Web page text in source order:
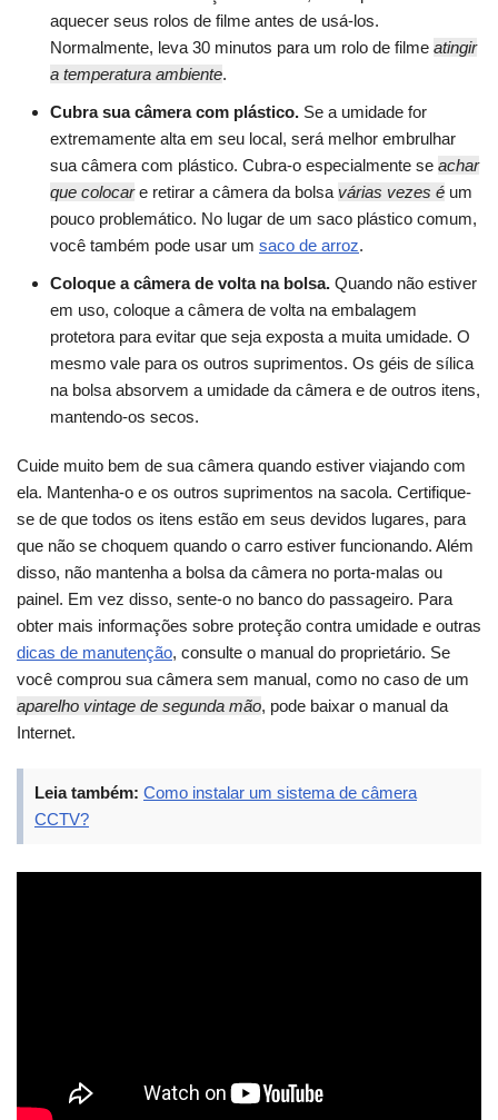
aquecer seus rolos de filme antes de usá-los.
Normalmente, leva 30 minutos para um rolo de filme atingir
a temperatura ambiente.
Cubra sua câmera com plástico. Se a umidade for
extremamente alta em seu local, será melhor embrulhar
sua câmera com plástico. Cubra-o especialmente se achar
que colocare retirar a câmera da bolsa várias vezes é um
pouco problemático. No lugar de um saco plástico comum,
você também pode usar um saco de arroz.
Coloque a câmera de volta na bolsa. Quando não estiver
em uso, coloque a câmera de volta na embalagem
protetora para evitar que seja exposta a muita umidade. O
mesmo vale para os outros suprimentos. Os géis de sílica
na bolsa absorvem a umidade da câmera e de outros itens,
mantendo-os secos.
Cuide muito bem de sua câmera quando estiver viajando com
ela. Mantenha-o e os outros suprimentos na sacola. Certifique-
se de que todos os itens estão em seus devidos lugares, para
que não se choquem quando o carro estiver funcionando. Além
disso, não mantenha a bolsa da câmera no porta-malas ou
painel. Em vez disso, sente-o no banco do passageiro. Para
obter mais informações sobre proteção contra umidade e outras
dicas de manutenção, consulte o manual do proprietário. Se
você comprou sua câmera sem manual, como no caso de um
aparelho vintage de segunda mão, pode baixar o manual da
Internet.
Leia também: Como instalar um sistema de câmera
CCTV?